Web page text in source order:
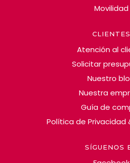
Movilidad
CLIENTES
Atención al
Solicitar
Nuestro
Nuestra
Guía de
Política de Privacidad
SÍGUENOS